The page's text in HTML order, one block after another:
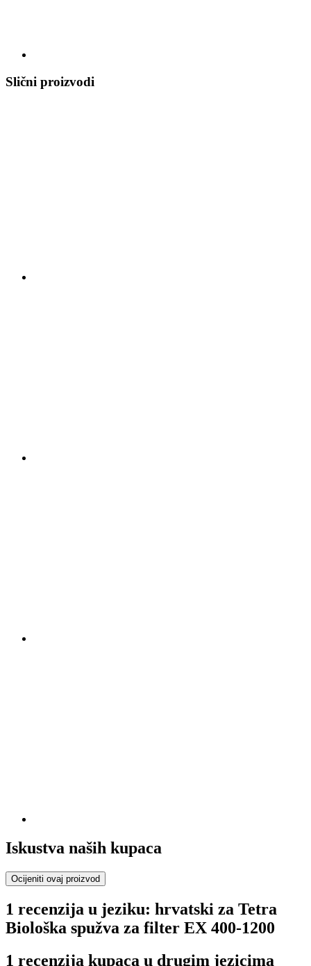
Slični proizvodi
Iskustva naših kupaca
Ocijeniti ovaj proizvod
1 recenzija u jeziku: hrvatski za Tetra
Biološka spužva za filter EX 400-1200
1 recenzija kupaca u drugim jezicima